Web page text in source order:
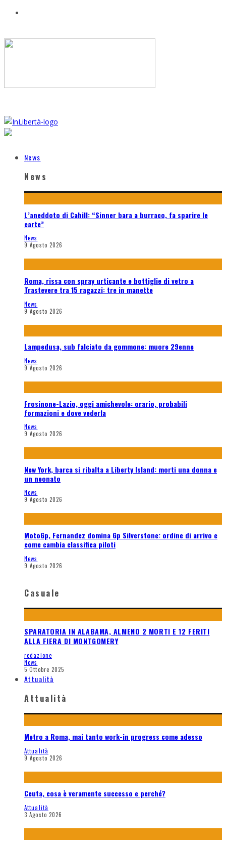
News
News
L’aneddoto di Cahill: “Sinner bara a burraco, fa sparire le
carte”
News
9 Agosto 2026
Roma, rissa con spray urticante e bottiglie di vetro a
Trastevere tra 15 ragazzi: tre in manette
News
9 Agosto 2026
Lampedusa, sub falciato da gommone: muore 29enne
News
9 Agosto 2026
Frosinone-Lazio, oggi amichevole: orario, probabili
formazioni e dove vederla
News
9 Agosto 2026
New York, barca si ribalta a Liberty Island: morti una donna e
un neonato
News
9 Agosto 2026
MotoGp, Fernandez domina Gp Silverstone: ordine di arrivo e
come cambia classifica piloti
News
9 Agosto 2026
Casuale
SPARATORIA IN ALABAMA, ALMENO 2 MORTI E 12 FERITI
ALLA FIERA DI MONTGOMERY
redazione
News
5 Ottobre 2025
Attualità
Attualità
Metro a Roma, mai tanto work-in progress come adesso
Attualità
9 Agosto 2026
Ceuta, cosa è veramente successo e perché?
Attualità
3 Agosto 2026